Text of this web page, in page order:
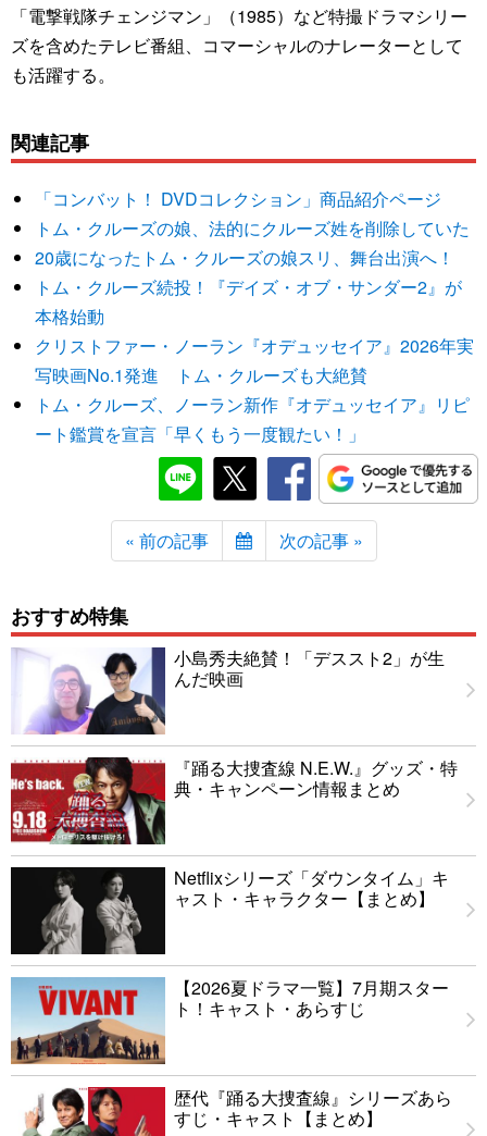
「電撃戦隊チェンジマン」（1985）など特撮ドラマシリー
ズを含めたテレビ番組、コマーシャルのナレーターとして
も活躍する。
関連記事
「コンバット！ DVDコレクション」商品紹介ページ
トム・クルーズの娘、法的にクルーズ姓を削除していた
20歳になったトム・クルーズの娘スリ、舞台出演へ！
トム・クルーズ続投！『デイズ・オブ・サンダー2』が
本格始動
クリストファー・ノーラン『オデュッセイア』2026年実
写映画No.1発進 トム・クルーズも大絶賛
トム・クルーズ、ノーラン新作『オデュッセイア』リピ
ート鑑賞を宣言「早くもう一度観たい！」
« 前の記事 次の記事 »
おすすめ特集
小島秀夫絶賛！「デススト2」が生
んだ映画
『踊る大捜査線 N.E.W.』グッズ・特
典・キャンペーン情報まとめ
Netflixシリーズ「ダウンタイム」キ
ャスト・キャラクター【まとめ】
【2026夏ドラマ一覧】7月期スター
ト！キャスト・あらすじ
歴代『踊る大捜査線』シリーズあら
すじ・キャスト【まとめ】